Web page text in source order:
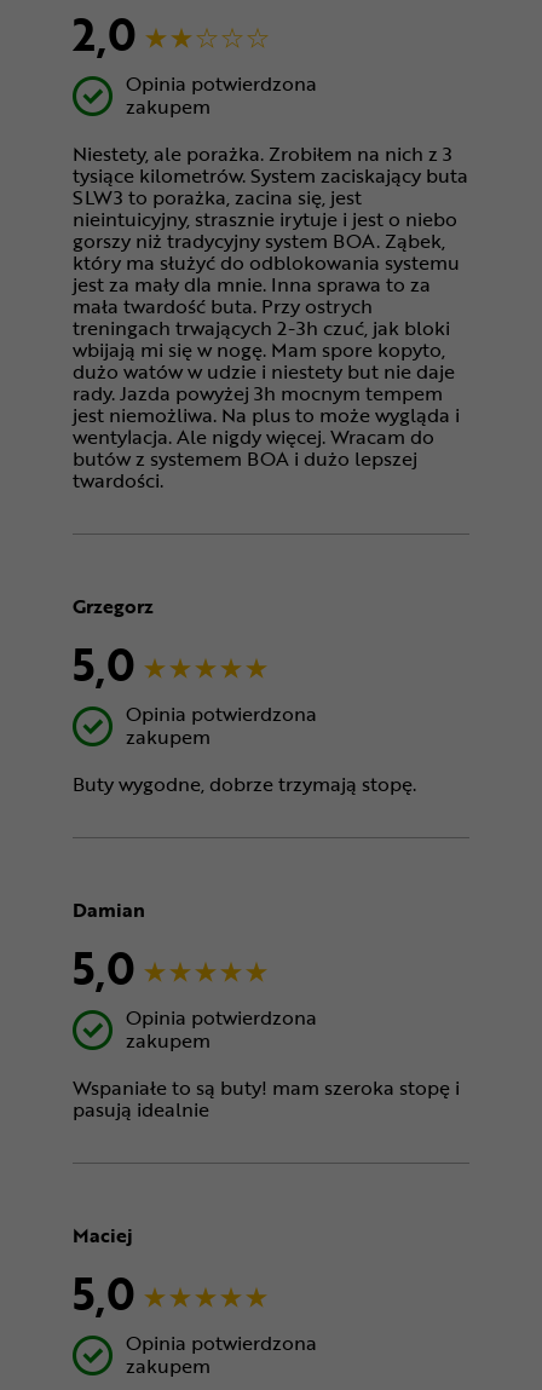
2,0
Opinia potwierdzona
zakupem
Niestety, ale porażka. Zrobiłem na nich z 3
tysiące kilometrów. System zaciskający buta
SLW3 to porażka, zacina się, jest
nieintuicyjny, strasznie irytuje i jest o niebo
gorszy niż tradycyjny system BOA. Ząbek,
który ma służyć do odblokowania systemu
jest za mały dla mnie. Inna sprawa to za
mała twardość buta. Przy ostrych
treningach trwających 2-3h czuć, jak bloki
wbijają mi się w nogę. Mam spore kopyto,
dużo watów w udzie i niestety but nie daje
rady. Jazda powyżej 3h mocnym tempem
jest niemożliwa. Na plus to może wygląda i
wentylacja. Ale nigdy więcej. Wracam do
butów z systemem BOA i dużo lepszej
twardości.
Grzegorz
5,0
Opinia potwierdzona
zakupem
Buty wygodne, dobrze trzymają stopę.
Damian
5,0
Opinia potwierdzona
zakupem
Wspaniałe to są buty! mam szeroka stopę i
pasują idealnie
Maciej
5,0
Opinia potwierdzona
zakupem